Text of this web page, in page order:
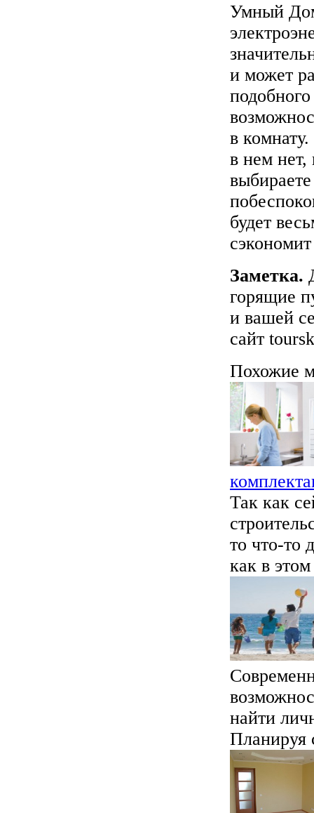
Умный
и может
в
в нем нет,
будет
Заметка.
горящие
и вашей
сайт
Похожие
Так как
то что-то
как в
найти
Планируя